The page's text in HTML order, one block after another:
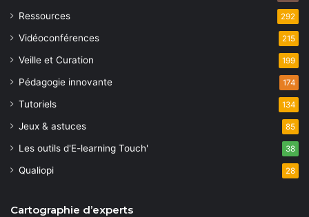
Ressources 292
Vidéoconférences 215
Veille et Curation 199
Pédagogie innovante 174
Tutoriels 134
Jeux & astuces 85
Les outils d'E-learning Touch' 38
Qualiopi 28
Cartographie d’experts